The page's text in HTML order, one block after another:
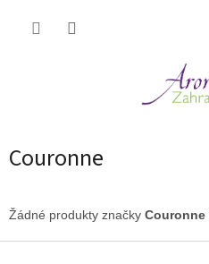
Couronne
Žádné produkty značky Couronne
Z